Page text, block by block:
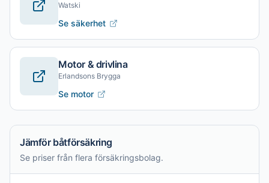
Watski
Se säkerhet
Motor & drivlina
Erlandsons Brygga
Se motor
Jämför båtförsäkring
Se priser från flera försäkringsbolag.